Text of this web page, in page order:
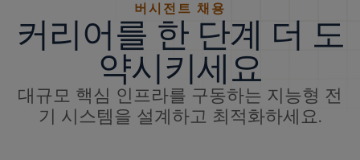
버시전트 채용
커리어를 한 단계 더 도
약시키세요
대규모 핵심 인프라를 구동하는 지능형 전
기 시스템을 설계하고 최적화하세요.